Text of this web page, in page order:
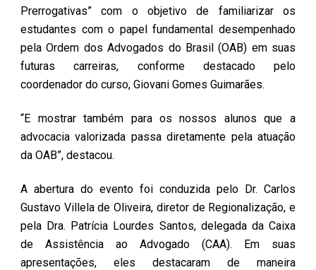
Prerrogativas” com o objetivo de familiarizar os
estudantes com o papel fundamental desempenhado
pela Ordem dos Advogados do Brasil (OAB) em suas
futuras carreiras, conforme destacado pelo
coordenador do curso, Giovani Gomes Guimarães.
“E mostrar também para os nossos alunos que a
advocacia valorizada passa diretamente pela atuação
da OAB”, destacou.
A abertura do evento foi conduzida pelo Dr. Carlos
Gustavo Villela de Oliveira, diretor de Regionalização, e
pela Dra. Patrícia Lourdes Santos, delegada da Caixa
de Assistência ao Advogado (CAA). Em suas
apresentações, eles destacaram de maneira